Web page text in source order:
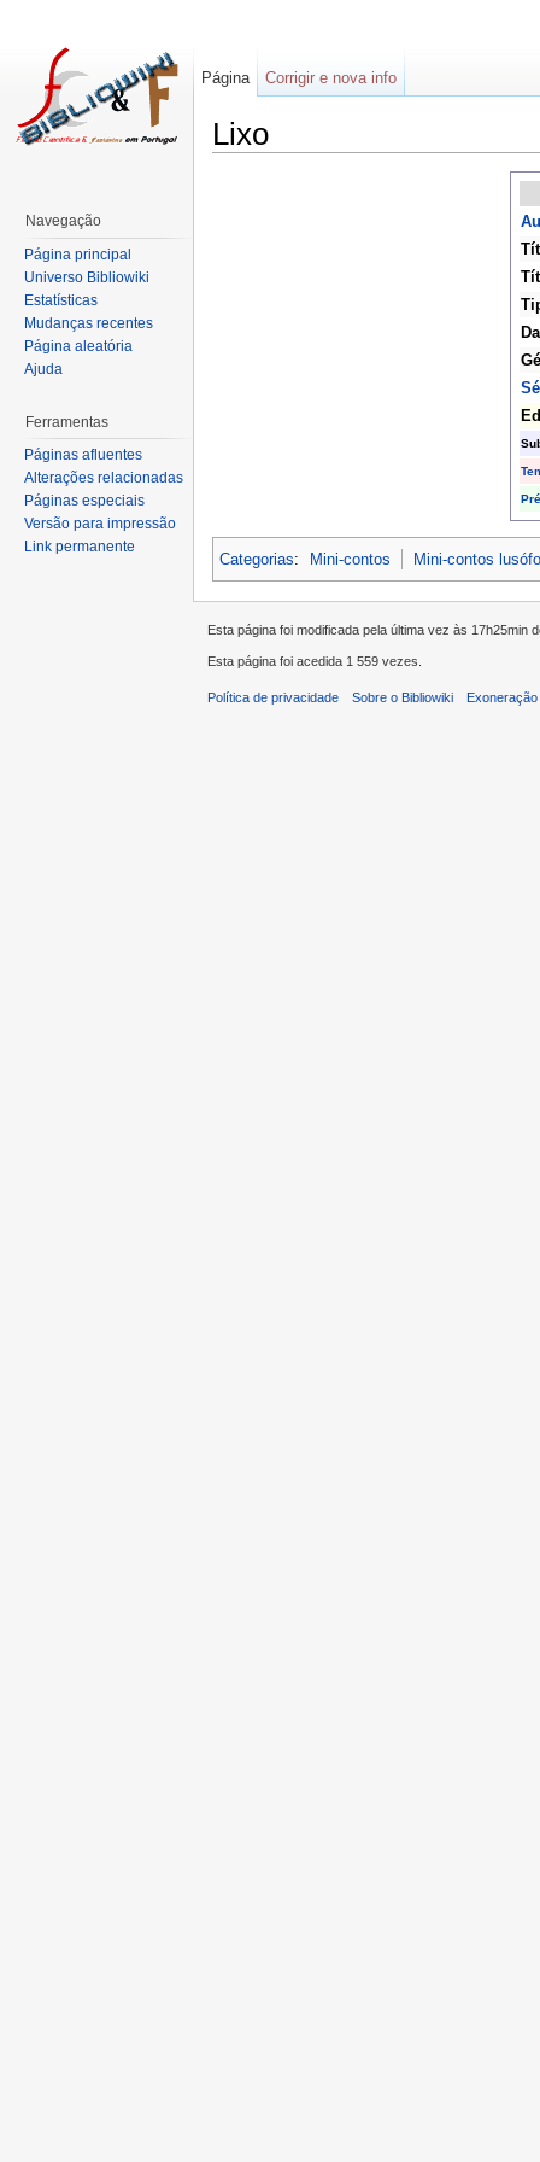
Lixo
Categorias: Mini-contos Mini-contos
Página Corrigir e nova info
Navegação
Página principal
Universo Bibliowiki
Estatísticas
Mudanças recentes
Página aleatória
Ajuda
Ferramentas
Páginas afluentes
Alterações relacionadas
Páginas especiais
Versão para impressão
Link permanente
Esta página foi modificada pela última vez às 17h25min
Esta página foi acedida 1 559 vezes.
Política de privacidade Sobre o Bibliowiki